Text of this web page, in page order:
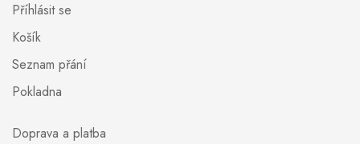
Příhlásit se
Košík
Seznam přání
Pokladna
Doprava a platba